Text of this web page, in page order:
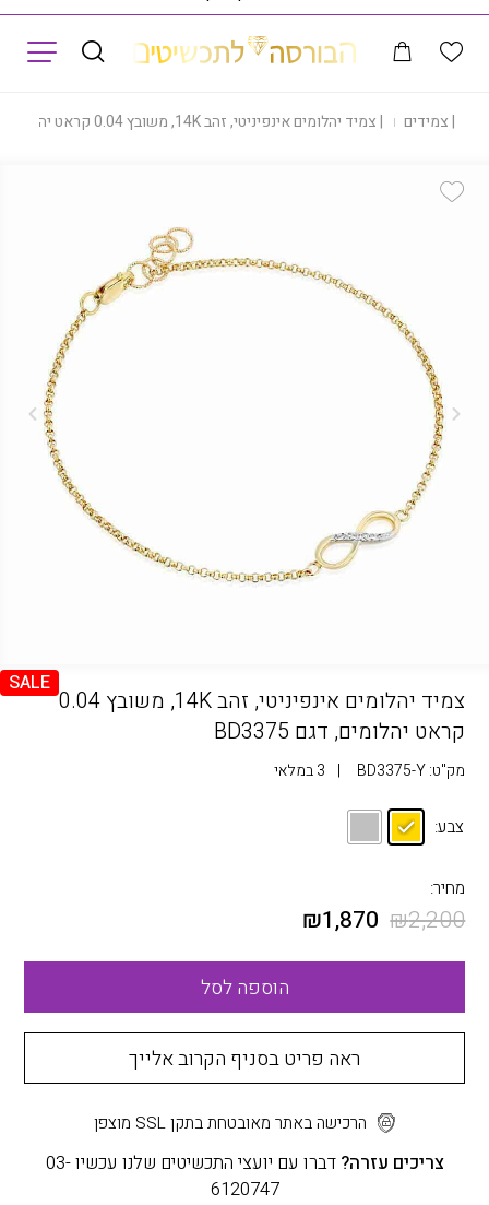
|צמידים |צמיד יהלומים אינפיניטי, זהב 14K, משובץ 0.04 קראט יהלומים, דגם BD3375
SALE
צמיד יהלומים אינפיניטי, זהב 14K, משובץ 0.04
קראט יהלומים, דגם BD3375
מק"ט:BD3375-Y
| 3 במלאי
צבע:
מחיר:
₪2,200
₪1,870
הוספה לסל
ראה פריט בסניף הקרוב אלייך
הרכישה באתר מאובטחת בתקן SSL מוצפן
צריכים עזרה?
דברו עם יועצי התכשיטים שלנו עכשיו 03-
6120747